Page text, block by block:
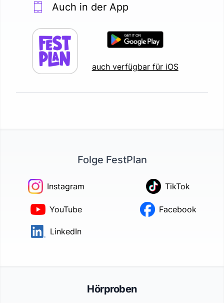
Auch in der App
auch verfügbar für iOS
Folge FestPlan
Instagram TikTok
YouTube Facebook
LinkedIn
Hörproben